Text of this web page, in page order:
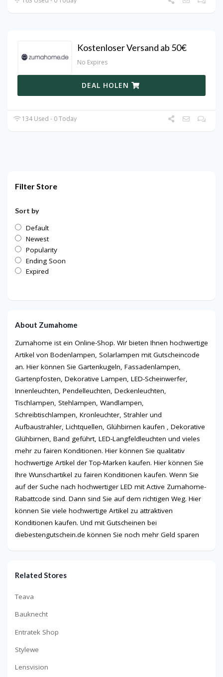
Kostenloser Versand ab 50€
No Expires
DEAL HOLEN
134 Used - 0 Today
Filter Store
Sort by
Default
Newest
Popularity
Ending Soon
Expired
About Zumahome
Zumahome ist ein Online-Shop. Wir bieten Ihnen hochwertige
Artikel von Bodenlampen, Solarlampen mit Gutscheincode
an. Hier können Sie Gartenkugeln, Fassadenlampen,
Gartenpfosten, Dekorative Lampen, LED-Scheinwerfer,
Innenleuchten, Pendelleuchten, Deckenleuchten,
Tischlampen, Stehlampen, Wandlampen,
Schreibtischlampen, Kronleuchter, Strahler und
Aufbaustrahler, Lichtquellen, Glühbirnen kaufen , Dekorative
Glühbirnen, Band geführt, LED-Langfeldleuchten und vieles
mehr zu fairen Konditionen. Hier können Sie qualitativ
hochwertige Artikel der Top-Marken kaufen. Hier können Sie
Ihre Wunschartikel zu fairen Konditionen kaufen. Wenn Sie
auf der Suche nach hochwertiger LED mit Active Zumahome-
Rabattcode sind. Dann sind Sie auf dem richtigen Weg. Hier
können Sie viele hochwertige Artikel zu attraktiven
Konditionen kaufen. Und mit Gutscheinen bei
diebestengutschein.de können Sie noch mehr Geld sparen
Related Stores
Teava
Bauknecht
Entratek Shop
Stylewe
Lensvision